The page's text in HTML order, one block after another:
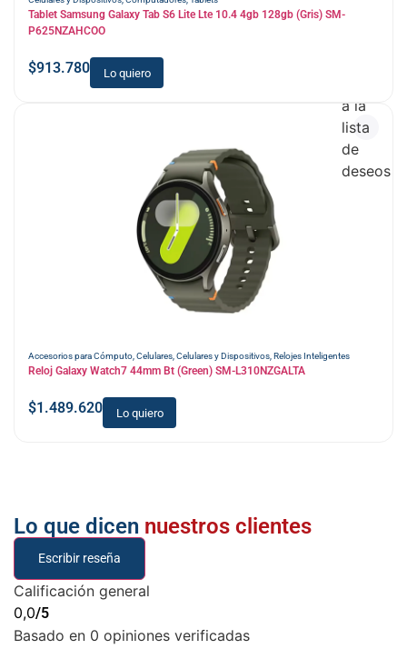
Tablet Samsung Galaxy Tab S6 Lite Lte 10.4 4gb 128gb (Gris) SM-
P625NZAHCOO
$913.780 Lo quiero
Accesorios para Cómputo,Celulares,Celulares y Dispositivos, Relojes Inteligentes
Reloj Galaxy Watch7 44mm Bt (Green) SM-L310NZGALTA
$1.489.620 Lo quiero
a la
lista
de
deseos
Lo que dicen nuestros clientes
Escribir reseña
Calificación general
0,0/5
Basado en 0 opiniones verificadas